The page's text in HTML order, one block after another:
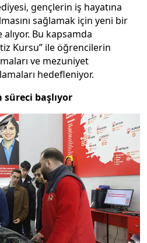
gençlerin iş hayatına
sağlamak için yeni bir
Bu kapsamda
Kursu” ile öğrencilerin
ve mezuniyet
hedefleniyor.
başlıyor